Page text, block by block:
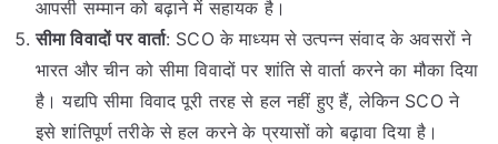
आपसी सम्मान को बढ़ाने में सहायक है।
सीमा विवादों पर वार्ता: SCO के माध्यम से उत्पन्न संवाद के अवसरों ने
भारत और चीन को सीमा विवादों पर शांति से वार्ता करने का मौका दिया
है। यद्यपि सीमा विवाद पूरी तरह से हल नहीं हुए हैं, लेकिन SCO ने
इसे शांतिपूर्ण तरीके से हल करने के प्रयासों को बढ़ावा दिया है।